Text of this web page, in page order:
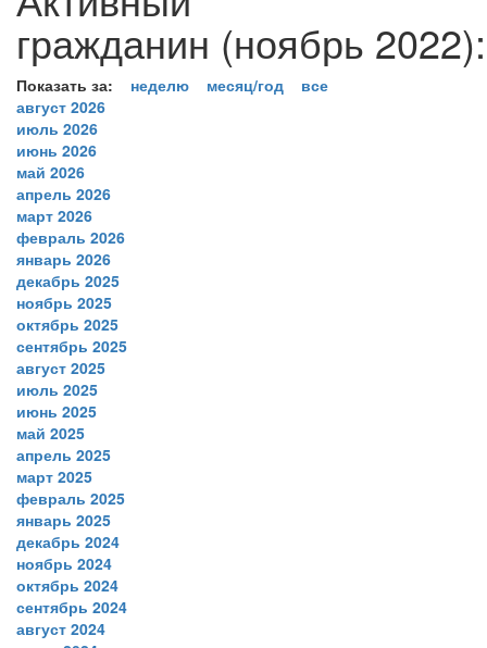
гражданин (ноябрь 2022):
Показать за: неделю месяц/год
все
август 2026
июль 2026
июнь 2026
май 2026
апрель 2026
март 2026
февраль 2026
январь 2026
декабрь 2025
ноябрь 2025
октябрь 2025
сентябрь 2025
август 2025
июль 2025
июнь 2025
май 2025
апрель 2025
март 2025
февраль 2025
январь 2025
декабрь 2024
ноябрь 2024
октябрь 2024
сентябрь 2024
август 2024